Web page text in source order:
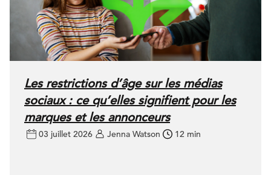
Les restrictions d’âge sur les médias
sociaux : ce qu’elles signifient pour les
marques et les annonceurs
03 juillet 2026 Jenna Watson 12 min